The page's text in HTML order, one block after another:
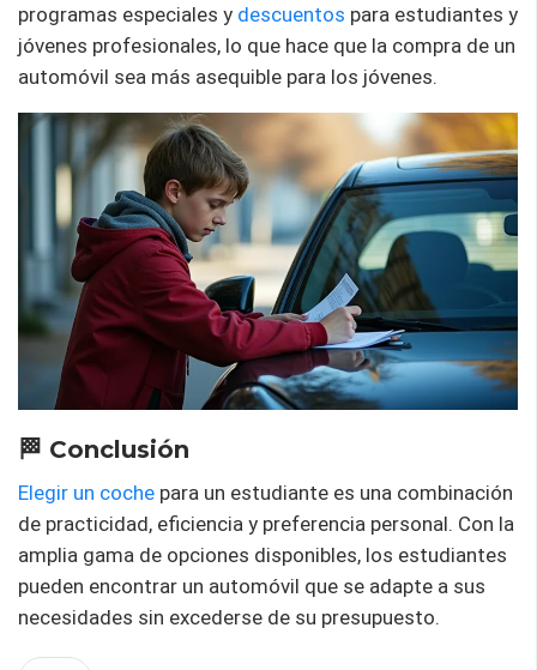
programas especiales y descuentos para estudiantes y
jóvenes profesionales, lo que hace que la compra de un
automóvil sea más asequible para los jóvenes.
🏁 Conclusión
Elegir un coche para un estudiante es una combinación
de practicidad, eficiencia y preferencia personal. Con la
amplia gama de opciones disponibles, los estudiantes
pueden encontrar un automóvil que se adapte a sus
necesidades sin excederse de su presupuesto.